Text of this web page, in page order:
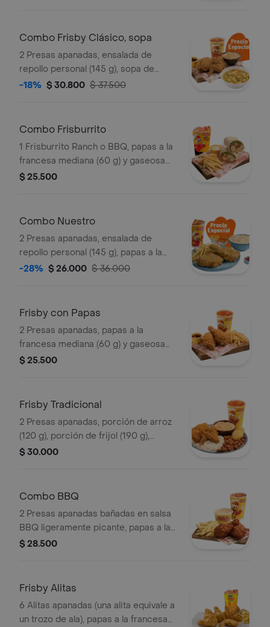
Combo Frisby Clásico, sopa
2 Presas apanadas, ensalada de
repollo personal (145 g), sopa de
verduras, ajiaquillo o consomé (350 g)
-18% $ 30.800 $ 37.500
Combo Frisburrito
1 Frisburrito Ranch o BBQ, papas a la
francesa mediana (60 g) y gaseosa
(325 ml)
$ 25.500
Combo Nuestro
2 Presas apanadas, ensalada de
repollo personal (145 g), papas a la
francesa mediana (60 g) y gaseosa
-28% $ 26.000 $ 36.000
Frisby con Papas
2 Presas apanadas, papas a la
francesa mediana (60 g) y gaseosa
(325 ml)
$ 25.500
Frisby Tradicional
2 Presas apanadas, porción de arroz
(120 g), porción de frijol (190 g),
ensalada de repollo personal (145 g), 2
$ 30.000
Combo BBQ
2 Presas apanadas bañadas en salsa
BBQ ligeramente picante, papas a la
francesa mediana (60 g), ensalada de
$ 28.500
Frisby Alitas
6 Alitas apanadas (una alita equivale a
un trozo de ala), papas a la francesa